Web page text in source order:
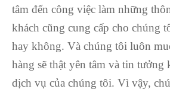
tâm đến công việc làm những
khách cũng cung cấp cho chúng
hay không. Và chúng tôi luôn
hàng sẽ thật yên tâm và tin tưởng
dịch vụ của chúng tôi. Vì vậy,